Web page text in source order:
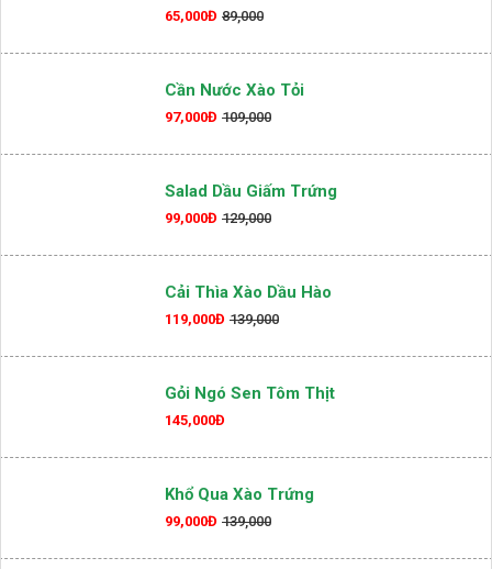
65,000Đ 89,000
Cần Nước Xào Tỏi
97,000Đ 109,000
Salad Dầu Giấm Trứng
99,000Đ 129,000
Cải Thìa Xào Dầu Hào
119,000Đ 139,000
Gỏi Ngó Sen Tôm Thịt
145,000Đ
Khổ Qua Xào Trứng
99,000Đ 139,000